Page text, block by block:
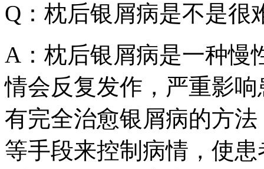
Q：枕后银屑病是不是很
A：枕后银屑病是一种慢
情会反复发作，严重影
有完全治愈银屑病的方
等手段来控制病情，使